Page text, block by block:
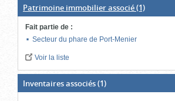
Patrimoine immobilier associé(1)
Fait partie de :
Secteur du phare de Port-Menier
Voir la liste
Inventaires associés(1)